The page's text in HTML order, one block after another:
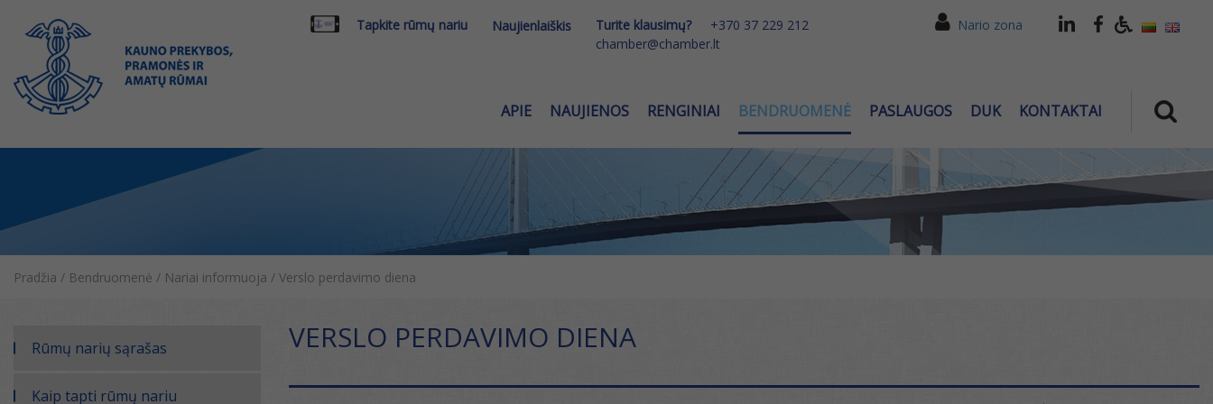
Tapkite rūmų nariu Naujienlaiškis Turite klausimų?
+370 37 229 212
chamber@chamber.lt
Nario zona
APIE NAUJIENOS RENGINIAI BENDRUOMENĖ PASLAUGOS DUK KONTAKTAI
Pradžia / Bendruomenė / Nariai informuoja / Verslo perdavimo diena
Rūmų narių sąrašas
Kaip tapti rūmų nariu
VERSLO PERDAVIMO DIENA